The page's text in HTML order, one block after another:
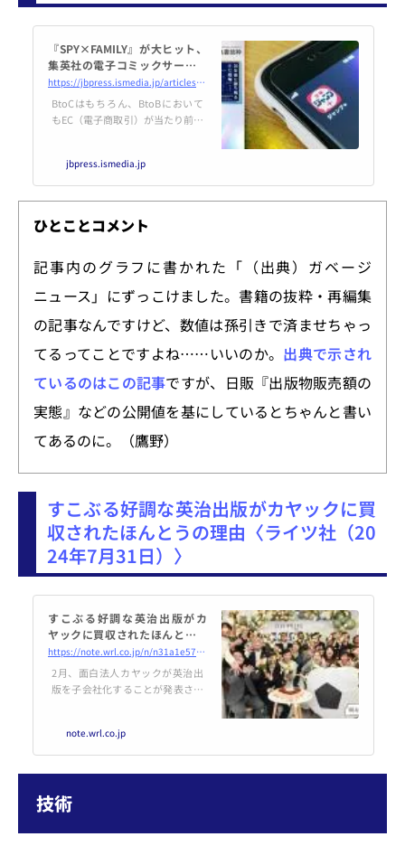
『SPY×FAMILY』が大ヒット、
集英社の電子コミックサービス
「少年ジャンプ＋」は、なぜ人
気なのか？ | Japan Innovatio
n Review powered by JBpres
https://jbpress.ismedia.jp/articles/-/82110
BtoCはもちろん、BtoBにおいて
もEC（電子商取引）が当たり前と
カーの台頭も著しい現在。もはや
「EC化」なくして将来を展望する
ことはできない。一方で、会社の
仕組みや商習慣、企業文化といっ
た要因により、EC化できていない
連載では、元アマゾンジャパン創
な視点からEC構築のポイントを説
jbpress.ismedia.jp
ひとことコメント
記事内のグラフに書かれた「（出典）ガベージ
ニュース」にずっこけました。書籍の抜粋・再編集
の記事なんですけど、数値は孫引きで済ませちゃっ
てるってことですよね……いいのか。 出典で示され
ているのはこの記事ですが、日販『出版物販売額の
実態』などの公開値を基にしているとちゃんと書い
てあるのに。（鷹野）
すこぶる好調な英治出版がカヤックに買
収されたほんとうの理由〈ライツ社（20
24年7月31日）〉
すこぶる好調な英治出版がカ
ヤックに買収されたほんとうの
理由｜ライツ社
https://note.wrl.co.jp/n/n31a1e5779d41
2月、面白法人カヤックが英治出
版を子会社化することが発表され
株残して子会社化株式会社カヤッ
クのプレスリリース（2024年2月2
を1株prtimes.jp IT企業による出
だしな」と思った方もいるので
note.wrl.co.jp
技術